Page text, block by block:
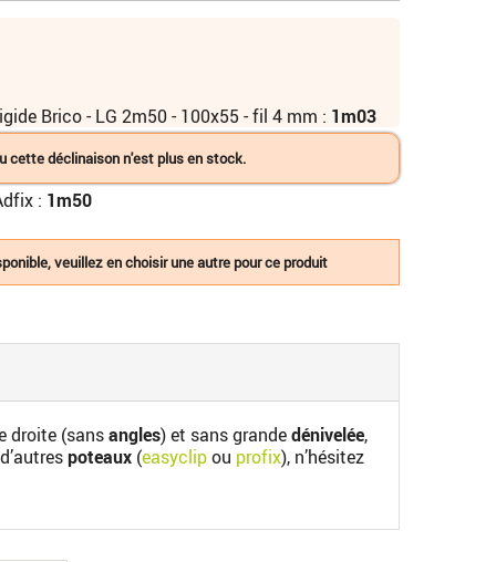
Brico - LG 2m50 - 100x55 - fil 4 mm : 1m03
cette déclinaison n'est plus en stock.
: 1m50
veuillez en choisir une autre pour ce produit
droite (sansangles) et sans grandedénivelée,
poteaux (easyclipou profix), n’hésitez